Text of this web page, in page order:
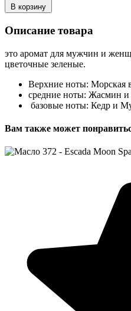
В корзину
Описание товара
это аромат для мужчин и
цветочные зеленые.
Верхние ноты: Морская
средние ноты: Жасмин
базовые ноты: Кедр и
Вам также может